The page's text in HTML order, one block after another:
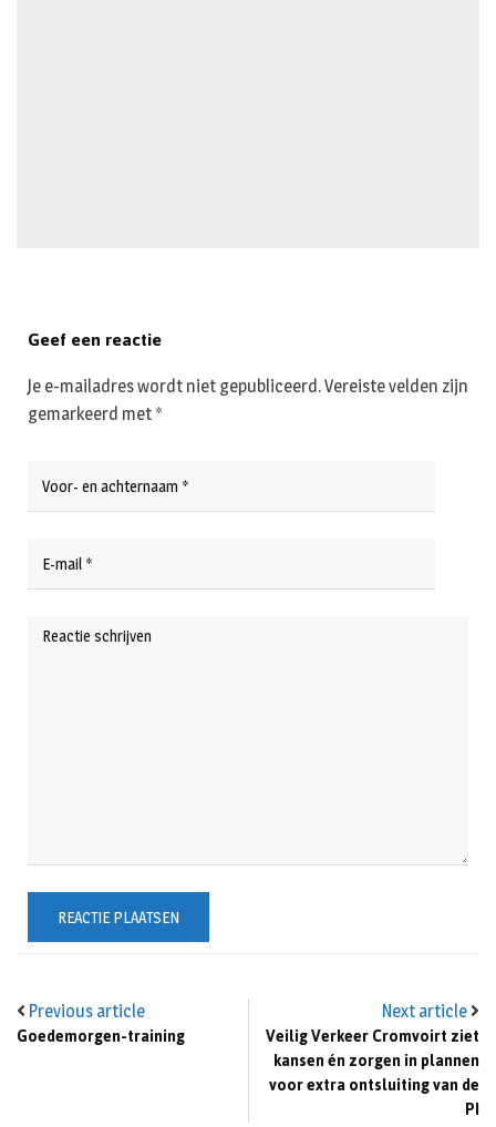
Previous article
Goedemorgen-training
Next article
Veilig Verkeer Cromvoirt ziet
kansen én zorgen in plannen
voor extra ontsluiting van de
PI
Geef een reactie
Je e-mailadres wordt niet gepubliceerd.Vereiste velden zijn
gemarkeerd met *